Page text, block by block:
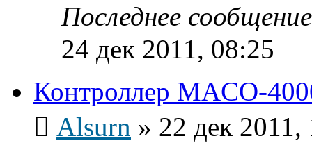
Последнее
24 дек 2011, 08:25
Контроллер MACO-
Alsurn » 22 дек 2011,